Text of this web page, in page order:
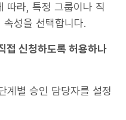
따라, 특정 그룹이나 직
성을 선택합니다.
접 신청하도록 허용하나
계별 승인 담당자를 설정